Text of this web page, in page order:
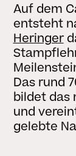
Auf dem
entsteht
Heringer
Das rund
bildet das
und
gelebte